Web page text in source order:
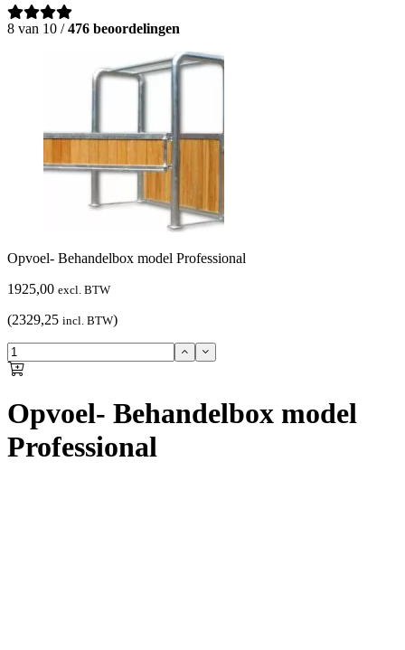
8 van 10 /476 beoordelingen
Opvoel- Behandelbox model Professional
1925,00 excl. BTW
(2329,25 incl. BTW)
Opvoel- Behandelbox model
Professional